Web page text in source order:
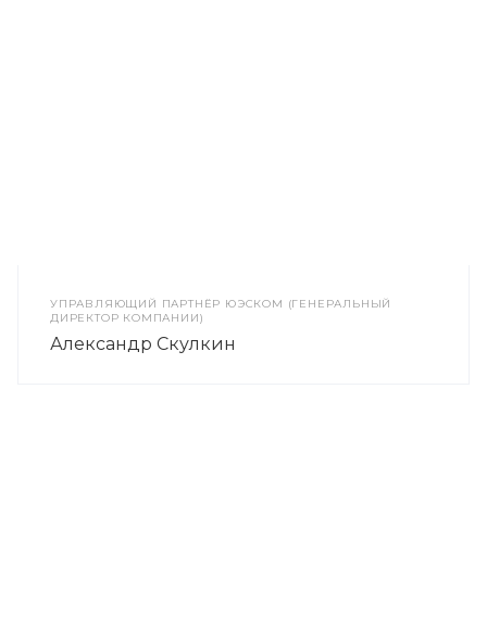
УПРАВЛЯЮЩИЙ ПАРТНЁР ЮЭСКОМ (ГЕНЕРАЛЬНЫЙ
ДИРЕКТОР КОМПАНИИ)
Александр Скулкин